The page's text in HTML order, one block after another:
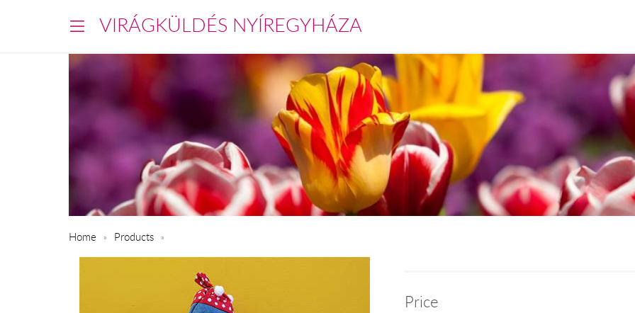
VIRÁGKÜLDÉS NYÍREGYHÁZA
Home Products
Price